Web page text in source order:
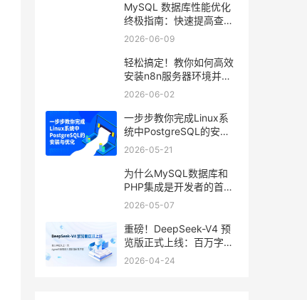
MySQL 数据库性能优化
终极指南：快速提高查询
效率的10个技巧
2026-06-09
轻松搞定！教你如何高效
安装n8n服务器环境并运
行流程
2026-06-02
一步步教你完成Linux系
统中PostgreSQL的安装
与优化
2026-05-21
为什么MySQL数据库和
PHP集成是开发者的首
选？
2026-05-07
重磅！DeepSeek-V4 预
览版正式上线：百万字超
长上下文，Agent与推理
2026-04-24